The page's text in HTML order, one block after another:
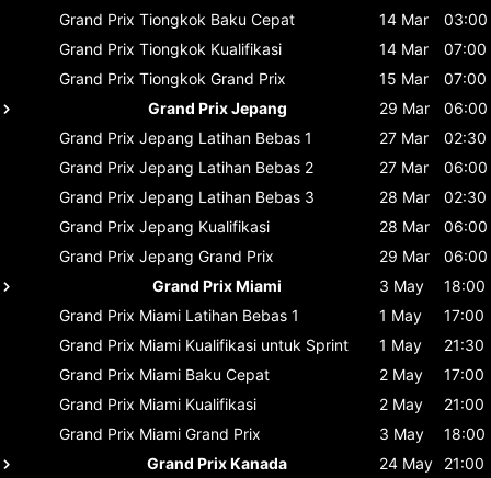
Grand Prix Tiongkok Baku Cepat 14 Mar
03:00
Grand Prix Tiongkok Kualifikasi 14 Mar
07:00
Grand Prix Tiongkok Grand Prix 15 Mar
07:00
Grand Prix Jepang
29 Mar
06:00
Grand Prix Jepang Latihan Bebas 1 27 Mar
02:30
Grand Prix Jepang Latihan Bebas 2 27 Mar
06:00
Grand Prix Jepang Latihan Bebas 3 28 Mar
02:30
Grand Prix Jepang Kualifikasi 28 Mar
06:00
Grand Prix Jepang Grand Prix 29 Mar
06:00
Grand Prix Miami
3 May
18:00
Grand Prix Miami Latihan Bebas 1 1 May
17:00
Grand Prix Miami Kualifikasi untuk Sprint 1 May
21:30
Grand Prix Miami Baku Cepat 2 May
17:00
Grand Prix Miami Kualifikasi 2 May
21:00
Grand Prix Miami Grand Prix 3 May
18:00
Grand Prix Kanada
24 May
21:00